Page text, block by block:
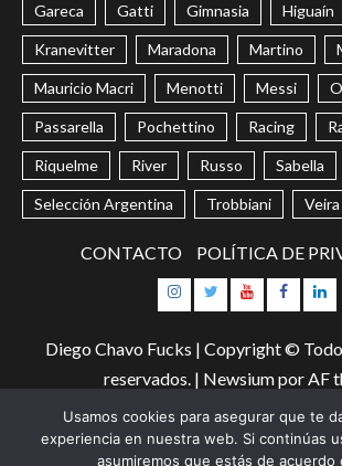
Gareca Gatti Gimnasia Higuaín
Kranevitter Maradona Martino
Mauricio Macri Menotti Messi
Passarella Pochettino Racing
Riquelme River Russo Sabella
Selección Argentina Trobbiani Veira
CONTACTO POLÍTICA DE
Instagram
TwitterYoutube
Diego Chavo Fucks | Copyright ©
reservados. | Newsiumpor AF
Usamos cookies para asegurar que te
experiencia en nuestra web. Si continúas
asumiremos que estás de acuerdo
Too Many Requests